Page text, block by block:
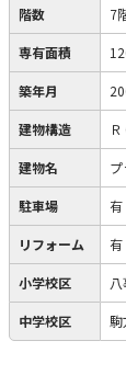
階数 7
専有面積
築年月
建物構造
建物名
駐車場 有
リフォーム 有
小学校区
中学校区 駒